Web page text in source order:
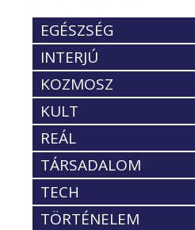
EGÉSZSÉG
INTERJÚ
KOZMOSZ
KULT
REÁL
TÁRSADALOM
TECH
TÖRTÉNELEM